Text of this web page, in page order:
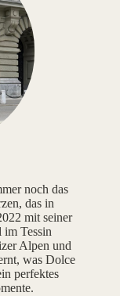
noch das
das in
mit seiner
im Tessin
Alpen und
was Dolce
perfektes